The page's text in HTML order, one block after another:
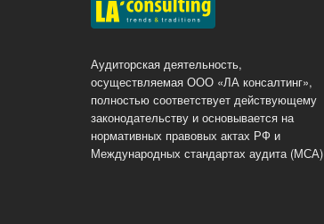
Аудиторская деятельность,
осуществляемая ООО «ЛА консалтинг»,
полностью соответствует действующему
законодательству и основывается на
нормативных правовых актах РФ и
Международных стандартах аудита (МСА)